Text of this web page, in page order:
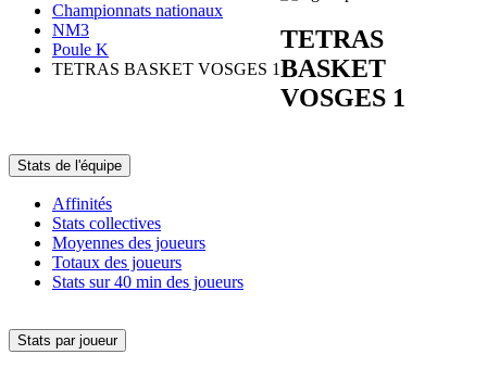
Championnats nationaux
NM3
Poule K
TETRAS BASKET VOSGES 1
TETRAS
BASKET
VOSGES 1
Stats de l'équipe
Affinités
Stats collectives
Moyennes des joueurs
Totaux des joueurs
Stats sur 40 min des joueurs
Stats par joueur